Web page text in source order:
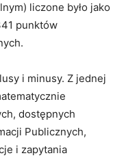
liczone było jako
punktów
i minusy. Z jednej
dostępnych
Publicznych,
i zapytania